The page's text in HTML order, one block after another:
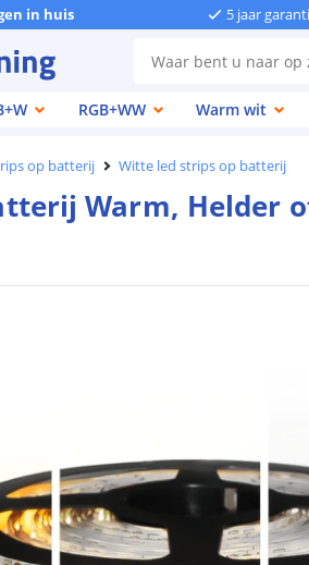
in huis 5 jaar
RGB+WW Warm wit
op batterij Witte led strips op batterij
Warm, Helder